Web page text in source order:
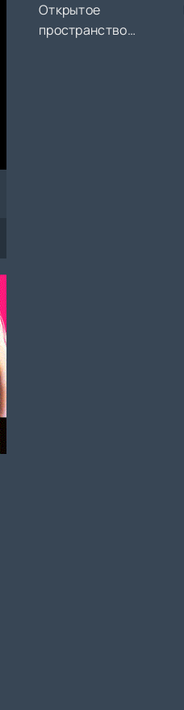
Открытое
пространство